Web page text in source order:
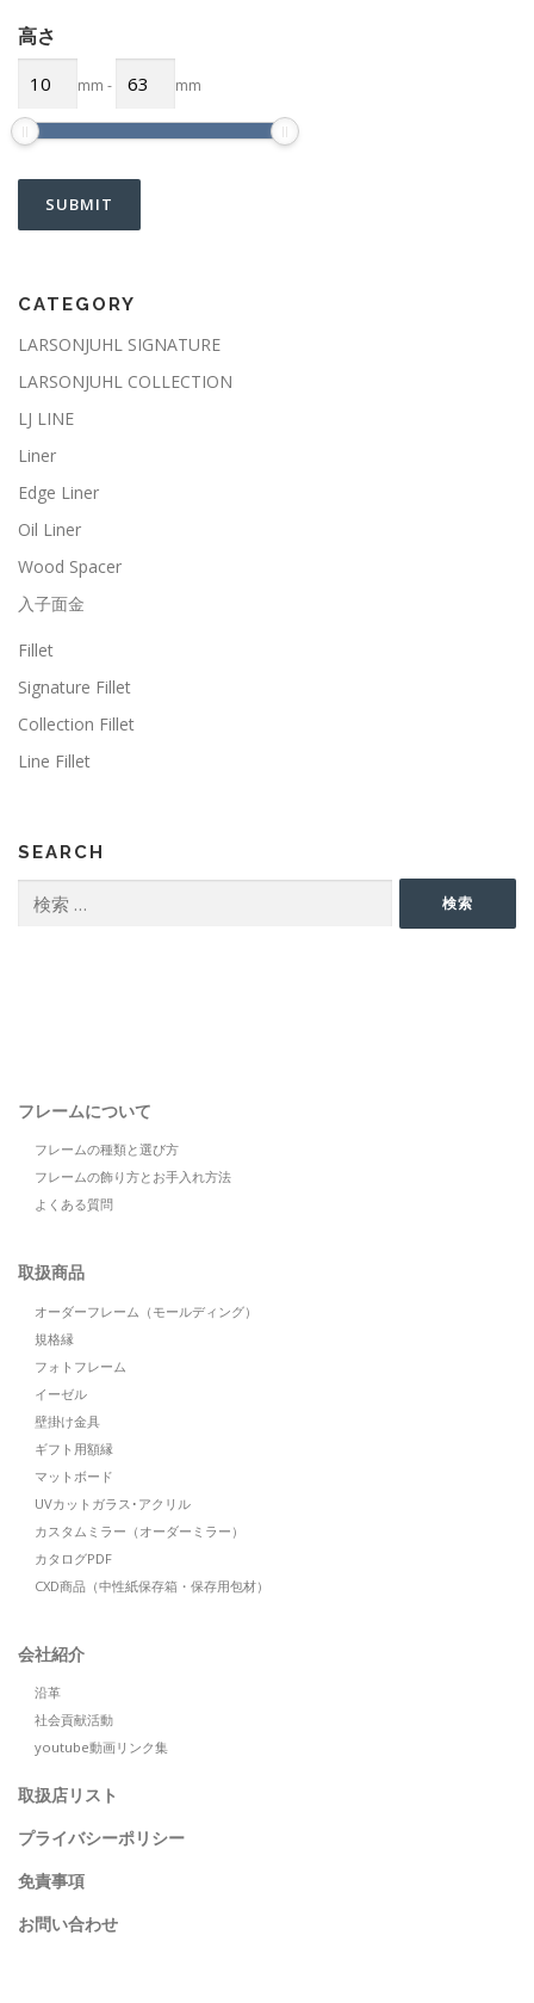
高さ
mm - mm
CATEGORY
LARSONJUHL SIGNATURE
LARSONJUHL COLLECTION
LJ LINE
Liner
Edge Liner
Oil Liner
Wood Spacer
入子面金
Fillet
Signature Fillet
Collection Fillet
Line Fillet
SEARCH
索:
検索
フレームについて
フレームの種類と選び方
フレームの飾り方とお手入れ方法
よくある質問
取扱商品
オーダーフレーム（モールディング）
規格縁
フォトフレーム
イーゼル
壁掛け金具
ギフト用額縁
マットボード
UVカットガラス･アクリル
カスタムミラー（オーダーミラー）
カタログPDF
CXD商品（中性紙保存箱・保存用包材）
会社紹介
沿革
社会貢献活動
youtube動画リンク集
取扱店リスト
プライバシーポリシー
免責事項
お問い合わせ